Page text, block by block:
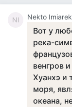
NI Nekto
Вот у
река-
венгров
Хуанхэ и
моря,
океана,